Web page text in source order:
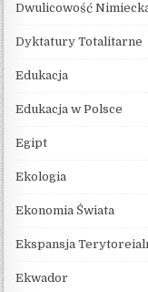
Dwulicowość
Dyktatury Totalitarne
Edukacja
Edukacja w Polsce
Egipt
Ekologia
Ekonomia Świata
Ekspansja
Ekwador